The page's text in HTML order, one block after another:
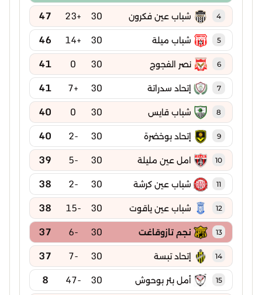
4 شباب عين فكرون 30
+23
47
5 شباب ميلة 30
+14
46
6 نصر الفجوج 30
0
41
7 إتحاد سدراتة 30
+7
41
8 شباب قايس 30
0
40
9 إتحاد بوخضرة 30
-2
40
10 امل عين مليلة 30
-5
39
11 شباب عين كرشة 30
-2
38
12 شباب عين ياقوت 30
-15
38
13 نجم تازوقاغت 30
-6
37
14 إتحاد تبسة 30
-7
37
15 أمل بئر بوحوش 30
-47
8